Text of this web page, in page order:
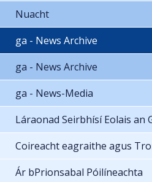
Nuacht
ga - News Archive
ga - News Archive
ga - News-Media
Láraonad Seirbhísí Eolais an
Coireacht eagraithe agus
Ár bPrionsabal Póilíneachta